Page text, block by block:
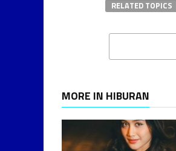
RELATED TOPICS
MORE IN HIBURAN